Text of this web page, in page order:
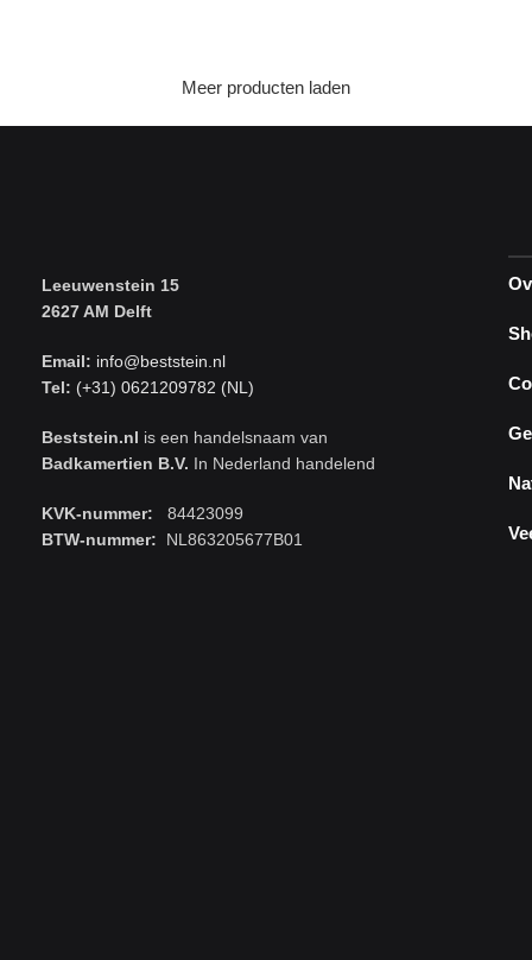
Meer producten laden
Leeuwenstein 15
2627 AM Delft
Email: info@beststein.nl
Tel: (+31) 0621209782 (NL)
Beststein.nl is een handelsnaam van
Badkamertien B.V. In Nederland handelend
KVK-nummer: 84423099
BTW-nummer: NL863205677B01